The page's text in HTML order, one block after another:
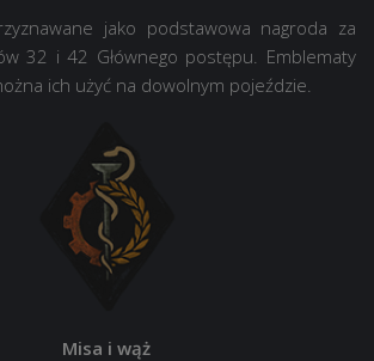
jako podstawowa nagroda za
32 i 42 Głównego postępu. Emblematy
ich użyć na dowolnym pojeździe.
Misa i wąż